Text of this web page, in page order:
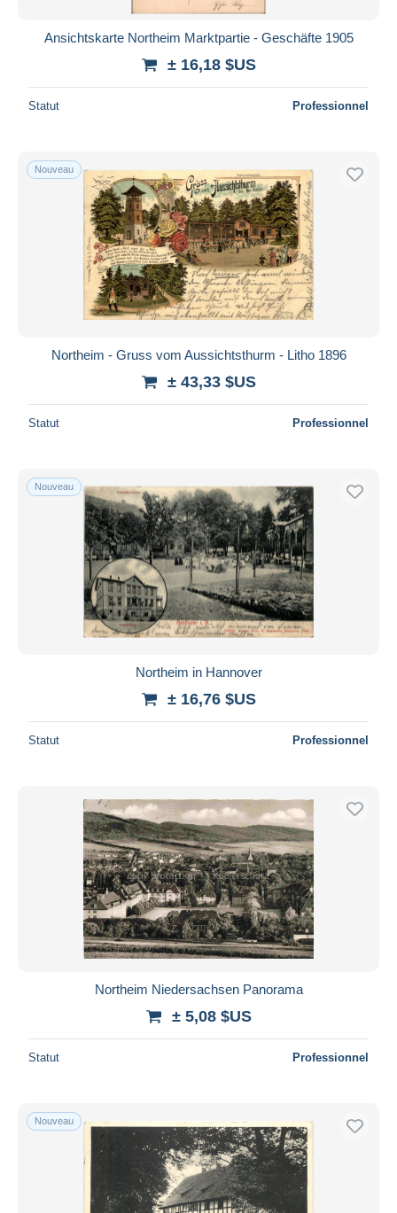
Ansichtskarte Northeim Marktpartie - Geschäfte 1905
± 16,18 $US
Statut Professionnel
Nouveau
Northeim - Gruss vom Aussichtsthurm - Litho 1896
± 43,33 $US
Statut Professionnel
Nouveau
Northeim in Hannover
± 16,76 $US
Statut Professionnel
Northeim Niedersachsen Panorama
± 5,08 $US
Statut Professionnel
Nouveau